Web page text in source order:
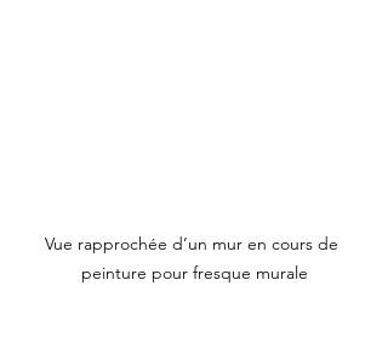
Vue rapprochée d’un mur en cours de
peinture pour fresque murale